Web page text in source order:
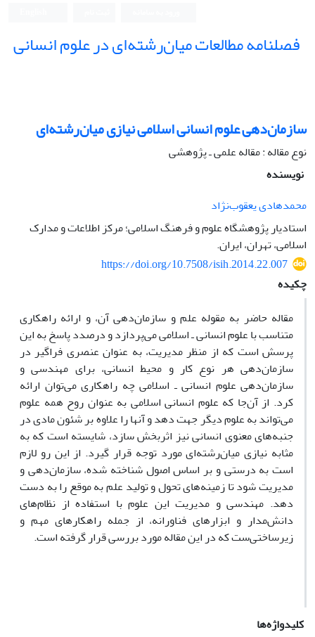
فصلنامه مطالعات میان‌رشته‌ای در علوم انسانی
سازمان‌دهی علوم انسانی اسلامی نیازی میان‌رشته‌ای
نوع مقاله : مقاله علمی ـ پژوهشی
نویسنده
محمدهادی یعقوب‌نژاد
استادیار پژوهشگاه علوم و فرهنگ اسلامی؛ مرکز اطلاعات و مدارک
اسلامی، تهران، ایران.
https://doi.org/10.7508/isih.2014.22.007
چکیده
مقاله حاضر به مقوله علم و سازمان‌دهی آن، و ارائه راهکاری
متناسب با علوم انسانی ـ اسلامی می‌پردازد و درصدد پاسخ به این
پرسش است که از منظر مدیریت، به عنوان عنصری فراگیر در
سازمان‌دهی هر نوع کار و محیط انسانی، برای مهندسی و
سازمان‌دهی علوم انسانی ـ اسلامی چه راهکاری می‌توان ارائه
کرد. از آن‌جا که علوم انسانی اسلامی به عنوان روح همه علوم
می‌تواند به علوم دیگر جهت دهد و آنها را علاوه بر شئون مادی در
جنبه‌های معنوی انسانی نیز اثربخش سازد، شایسته است که به
مثابه نیازی میان‌رشته‌ای مورد توجه قرار گیرد. از این رو لازم
است به درستی و بر اساس اصول شناخته شده، سازمان‌دهی و
مدیریت شود تا زمینه‌های تحول و تولید علم به موقع را به دست
دهد. مهندسی و مدیریت این علوم با استفاده از نظام‌های
دانش‌مدار و ابزارهای فناورانه، از جمله راهکارهای مهم و
زیرساختی‌ست که در این مقاله مورد بررسی قرار گرفته است.
کلیدواژه‌ها